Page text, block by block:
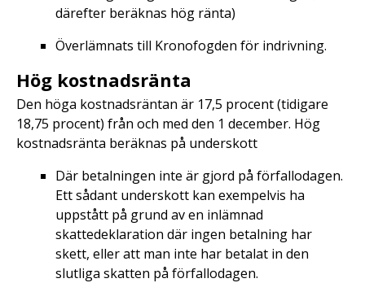
därefter beräknas hög ränta)
Överlämnats till Kronofogden för indrivning.
Hög kostnadsränta
Den höga kostnadsräntan är 17,5 procent (tidigare
18,75 procent) från och med den 1 december. Hög
kostnadsränta beräknas på underskott
Där betalningen inte är gjord på förfallodagen.
Ett sådant underskott kan exempelvis ha
uppstått på grund av en inlämnad
skattedeklaration där ingen betalning har
skett, eller att man inte har betalat in den
slutliga skatten på förfallodagen.